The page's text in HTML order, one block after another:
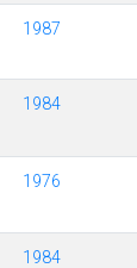
1987
1984
1976
1984